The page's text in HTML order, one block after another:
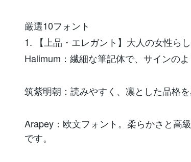
厳選10フォント
1. 【上品・エレガント】大人の女性ら
Halimum：繊細な筆記体で、サインの
筑紫明朝：読みやすく、凛とした品格
Arapey：欧文フォント。柔らかさと高
です。